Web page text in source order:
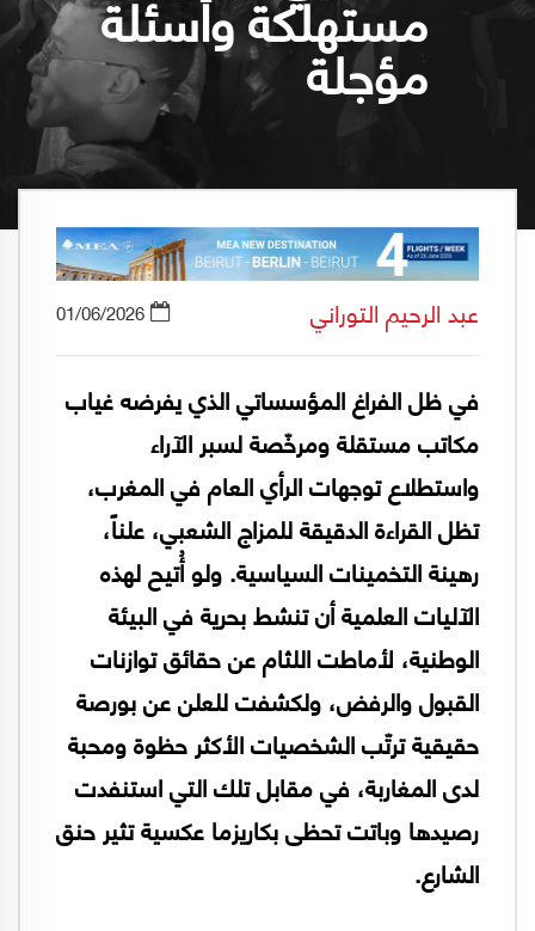
مستهلكة وأسئلة
مؤجلة
عبد الرحيم التوراني 01/06/2026
في ظل الفراغ المؤسساتي الذي يفرضه غياب
مكاتب مستقلة ومرخّصة لسبر الآراء
واستطلاع توجهات الرأي العام في المغرب،
تظل القراءة الدقيقة للمزاج الشعبي، علناً،
رهينة التخمينات السياسية. ولو أُتيح لهذه
الآليات العلمية أن تنشط بحرية في البيئة
الوطنية، لأماطت اللثام عن حقائق توازنات
القبول والرفض، ولكشفت للعلن عن بورصة
حقيقية ترتّب الشخصيات الأكثر حظوة ومحبة
لدى المغاربة، في مقابل تلك التي استنفدت
رصيدها وباتت تحظى بكاريزما عكسية تثير حنق
الشارع.